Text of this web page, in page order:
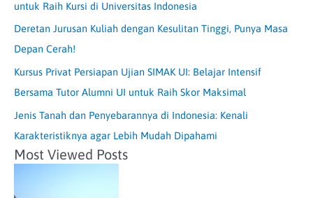
untuk Raih Kursi di Universitas Indonesia
Deretan Jurusan Kuliah dengan Kesulitan Tinggi, Punya Masa
Depan Cerah!
Kursus Privat Persiapan Ujian SIMAK UI: Belajar Intensif
Bersama Tutor Alumni UI untuk Raih Skor Maksimal
Jenis Tanah dan Penyebarannya di Indonesia: Kenali
Karakteristiknya agar Lebih Mudah Dipahami
Most Viewed Posts